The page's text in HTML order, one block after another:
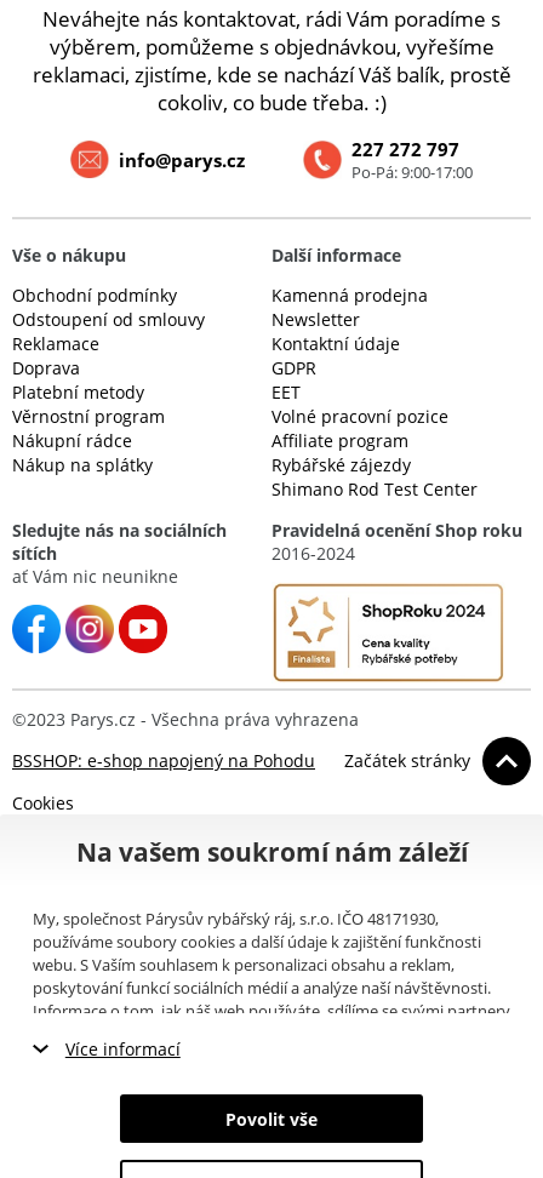
Neváhejte nás kontaktovat, rádi Vám poradíme s
výběrem, pomůžeme s objednávkou, vyřešíme
reklamaci, zjistíme, kde se nachází Váš balík, prostě
cokoliv, co bude třeba. :)
227 272 797
Po-Pá: 9:00-17:00
info@parys.cz
Vše o nákupu
Obchodní podmínky
Odstoupení od smlouvy
Reklamace
Doprava
Platební metody
Věrnostní program
Nákupní rádce
Nákup na splátky
Další informace
Kamenná prodejna
Newsletter
Kontaktní údaje
GDPR
EET
Volné pracovní pozice
Affiliate program
Rybářské zájezdy
Shimano Rod Test Center
Sledujte nás na sociálních
sítích
ať Vám nic neunikne
Pravidelná ocenění Shop roku
2016-2024
©2023 Parys.cz - Všechna práva vyhrazena
BSSHOP: e-shop napojený na Pohodu
Začátek stránky
Cookies
Na vašem soukromí nám záleží
My, společnost Párysův rybářský ráj, s.r.o. IČO 48171930,
používáme soubory cookies a další údaje k zajištění funkčnosti
webu. S Vaším souhlasem k personalizaci obsahu a reklam,
poskytování funkcí sociálních médií a analýze naší návštěvnosti.
Informace o tom, jak náš web používáte, sdílíme se svými partnery
můžete přečíst, jak tyto informace Google používá. Partneři tyto
poskytli nebo které získali v důsledku toho, že používáte jejich
služby. Tyto údaje zahrnují cookies, data z dalších úložišť, IP
adresu a další informace spojené s prohlížením webu. Svůj souhlas
Více informací
Nezbytné cookies
Marketingové cookies
Povolit vše